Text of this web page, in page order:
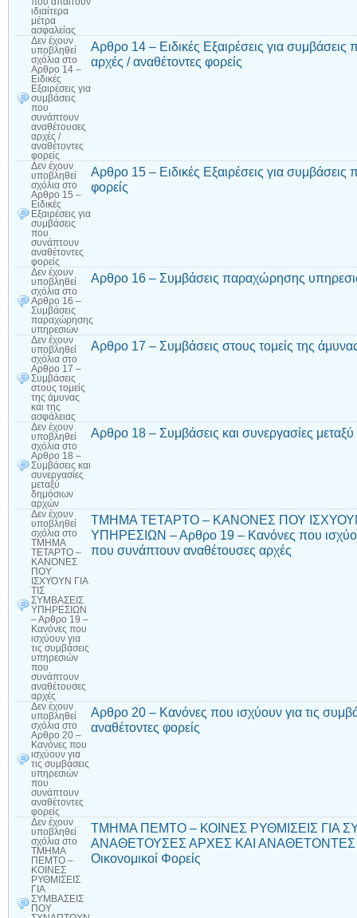
ιδιαίτερα
μέτρα
ασφαλείας
Δεν έχουν
υποβληθεί
σχόλια στο
Αρθρο 14 –
Ειδικές
Εξαιρέσεις για
συμβάσεις
που
συνάπτουν
αναθέτουσες
αρχές /
αναθέτοντες
φορείς
Αρθρο 14 – Ειδικές Εξαιρέσεις για
αρχές / αναθέτοντες φορείς
Δεν έχουν
υποβληθεί
σχόλια στο
Αρθρο 15 –
Ειδικές
Εξαιρέσεις για
συμβάσεις
που
συνάπτουν
αναθέτοντες
φορείς
Αρθρο 15 – Ειδικές Εξαιρέσεις για
φορείς
Δεν έχουν
υποβληθεί
σχόλια στο
Αρθρο 16 –
Συμβάσεις
παραχώρησης
υπηρεσιών
Αρθρο 16 – Συμβάσεις παραχώρησης
Δεν έχουν
υποβληθεί
σχόλια στο
Αρθρο 17 –
Συμβάσεις
στους τομείς
της άμυνας
και της
ασφάλειας
Αρθρο 17 – Συμβάσεις στους τομείς της
Δεν έχουν
υποβληθεί
σχόλια στο
Αρθρο 18 –
Συμβάσεις και
συνεργασίες
μεταξύ
δημόσιων
αρχών
Αρθρο 18 – Συμβάσεις και συνεργασίες
Δεν έχουν
υποβληθεί
σχόλια στο
ΤΜΗΜΑ
ΤΕΤΑΡΤΟ –
ΚΑΝΟΝΕΣ
ΠΟΥ
ΙΣΧΥΟΥΝ ΓΙΑ
ΤΙΣ
ΣΥΜΒΑΣΕΙΣ
ΥΠΗΡΕΣΙΩΝ
– Αρθρο 19 –
Κανόνες που
ισχύουν για
τις συμβάσεις
υπηρεσιών
που
συνάπτουν
αναθέτουσες
αρχές
ΤΜΗΜΑ ΤΕΤΑΡΤΟ – ΚΑΝΟΝΕΣ ΠΟΥ ΙΣΧΥΟΥΝ
ΥΠΗΡΕΣΙΩΝ – Αρθρο 19 – Κανόνες που
που συνάπτουν αναθέτουσες αρχές
Δεν έχουν
υποβληθεί
σχόλια στο
Αρθρο 20 –
Κανόνες που
ισχύουν για
τις συμβάσεις
υπηρεσιών
που
συνάπτουν
αναθέτοντες
φορείς
Αρθρο 20 – Κανόνες που ισχύουν για τις
αναθέτοντες φορείς
Δεν έχουν
υποβληθεί
σχόλια στο
ΤΜΗΜΑ
ΠΕΜΤΟ –
ΚΟΙΝΕΣ
ΡΥΘΜΙΣΕΙΣ
ΓΙΑ
ΣΥΜΒΑΣΕΙΣ
ΠΟΥ
ΤΜΗΜΑ ΠΕΜΤΟ – ΚΟΙΝΕΣ ΡΥΘΜΙΣΕΙΣ ΓΙΑ
ΑΝΑΘΕΤΟΥΣΕΣ ΑΡΧΕΣ ΚΑΙ ΑΝΑΘΕΤΟΝΤΕΣ
Οικονομικοί Φορείς